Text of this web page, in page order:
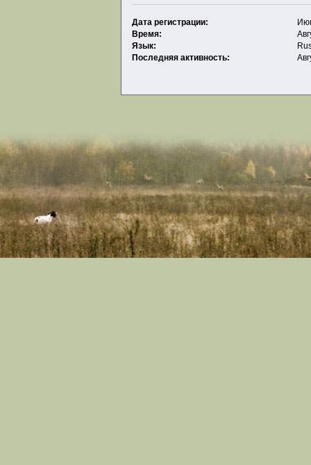
Дата регистрации:
Время:
Язык:
Последняя активность: